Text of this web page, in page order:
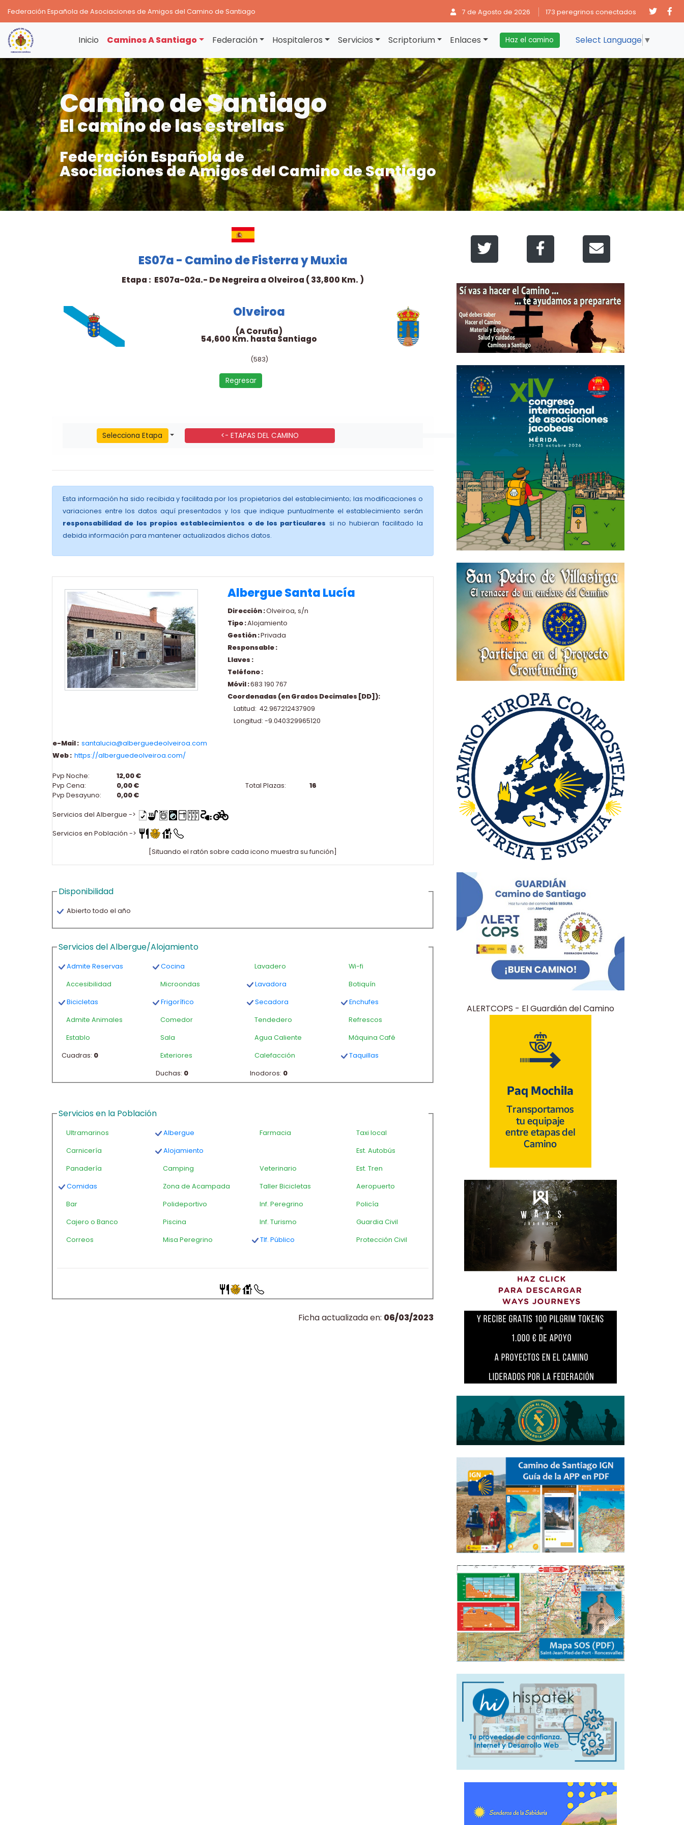
Federación Española de Asociaciones de Amigos del Camino de Santiago 7 de Agosto de 2026 173 peregrinos conectados
Inicio Caminos A Santiago Federación Hospitaleros Servicios Scriptorium Enlaces Haz el camino Select Language ▼
Camino de Santiago
El camino de las estrellas
Federación Española de
Asociaciones de Amigos del Camino de Santiago
ES07a - Camino de Fisterra y Muxia
Etapa : ES07a-02a.- De Negreira a Olveiroa ( 33,800 Km. )
Olveiroa
(A Coruña)
54,600 Km. hasta Santiago
(583)
Regresar
Selecciona Etapa <- ETAPAS DEL CAMINO
Esta información ha sido recibida y facilitada por los propietarios del establecimiento; las modificaciones o
variaciones entre los datos aquí presentados y los que indique puntualmente el establecimiento serán
responsabilidad de los propios establecimientos o de los particulares si no hubieran facilitado la
debida información para mantener actualizados dichos datos.
Albergue Santa Lucía
Dirección :Olveiroa, s/n
Tipo :Alojamiento
Gestión :Privada
Responsable :
Llaves :
Teléfono :
Móvil :683 190 767
Coordenadas (en Grados Decimales [DD]):
Latitud: 42.967212437909
Longitud: -9.040329965120
e-Mail : santalucia@alberguedeolveiroa.com
Web : https://alberguedeolveiroa.com/
Pvp Noche:
12,00 €
Pvp Cena:
0,00 € Total Plazas:
16
Pvp Desayuno:
0,00 €
Servicios del Albergue ->
Servicios en Población ->
[Situando el ratón sobre cada icono muestra su función]
Disponibilidad
Abierto todo el año
Servicios del Albergue/Alojamiento
Admite Reservas Cocina Lavadero Wi-fi
Accesibilidad Microondas Lavadora Botiquín
Bicicletas Frigorífico Secadora Enchufes
Admite Animales Comedor Tendedero Refrescos
Establo Sala Agua Caliente Máquina Café
Cuadras: 0 Exteriores Calefacción Taquillas
Duchas: 0 Inodoros: 0
Servicios en la Población
Ultramarinos Albergue Farmacia Taxi local
Carnicería Alojamiento Est. Autobús
Panadería Camping Veterinario Est. Tren
Comidas Zona de Acampada Taller Bicicletas Aeropuerto
Bar Polideportivo Inf. Peregrino Policía
Cajero o Banco Piscina Inf. Turismo Guardia Civil
Correos Misa Peregrino Tlf. Público Protección Civil
Ficha actualizada en: 06/03/2023
ALERTCOPS - El Guardián del Camino